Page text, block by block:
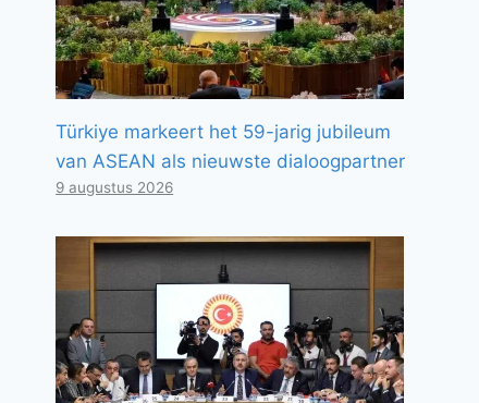
Türkiye markeert het 59-jarig jubileum
van ASEAN als nieuwste dialoogpartner
9 augustus 2026